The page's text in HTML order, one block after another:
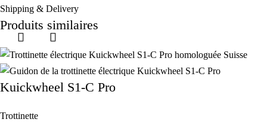
Shipping & Delivery
Produits similaires
Kuickwheel S1-C Pro
Trottinette